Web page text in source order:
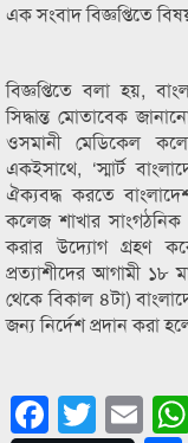
এক সংবাদ বিজ্ঞপ্তিতে
বিজ্ঞপ্তিতে বলা হয়,
সিদ্ধান্ত মোতাবেক
ওসমানী মেডিকেল
একইসাথে, ‘স্মার্ট
ঐক্যবদ্ধ করতে
কলেজ শাখার
করার উদ্যোগ গ্রহণ
প্রত্যাশীদের আগামী ১৮
থেকে বিকাল ৪টা)
জন্য নির্দেশ প্রদান করা